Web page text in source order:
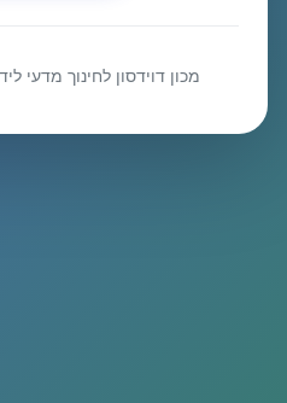
מכון דוידסון לחינוך מדעי